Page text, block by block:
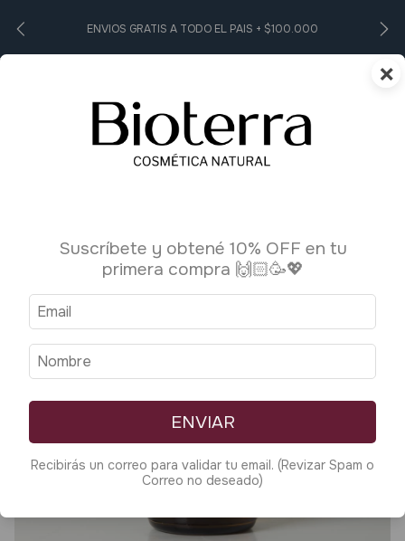
ENVIOS GRATIS A TODO EL PAIS + $100.000
0
×
Suscríbete y obtené 10% OFF en tu
primera compra 🙌🏻🥳💖
ENVIAR
Recibirás un correo para validar tu email. (Revizar Spam o
Correo no deseado)